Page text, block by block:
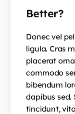
Better?
Donec vel
ligula. Cras
placerat
commodo
bibendum
dapibus sed.
tincidunt,